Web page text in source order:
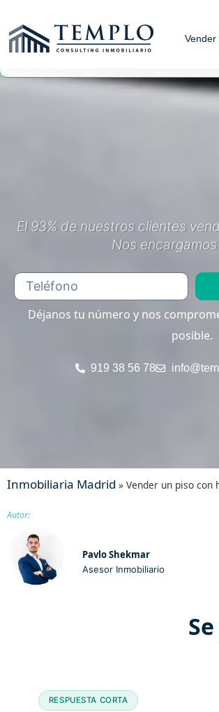
Vender
El 93% de nuestros clientes
Nos
Déjanos tu número y nos
posible.
919 38 56 78
Inmobiliaria Madrid » Vender un piso con
Autor:
Pavlo Shekmar
Asesor Inmobiliario
RESPUESTA CORTA